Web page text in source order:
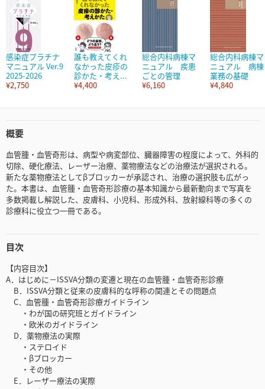
感染症プラチナ
マニュアル Ver.9
2025-2026
¥2,750
誰も教えてくれ
なかった皮疹の
診かた・考え...
¥4,400
総合内科病棟マ
ニュアル 疾患
ごとの管理
¥6,160
総合内科病棟マ
ニュアル 病棟
業務の基礎
¥4,840
概要
血管腫・血管奇形は、病型や病変部位、臓器障害の程度によって、外科的
切除、硬化療法、レーザー治療、薬物療法などの治療法が選択される。
新たな薬物療法としてβブロッカーが承認され、治療の選択肢も広がっ
た。本書は、血管腫・血管奇形診療の基本知識から最新動向まで写真を
多数掲載し解説した、皮膚科、小児科、形成外科、放射線科等の多くの
診療科に役立つ一冊である。
目次
【内容目次】
A．はじめに－ISSVA分類の変遷と現在の血管腫・血管奇形診療
B．ISSVA分類と従来の皮膚科的な呼称の関連とその問題点
C．血管腫・血管奇形診療ガイドライン
・わが国の研究班とガイドライン
・欧米のガイドライン
D．薬物療法の実際
・ステロイド
・βブロッカー
・その他
E．レーザー療法の実際